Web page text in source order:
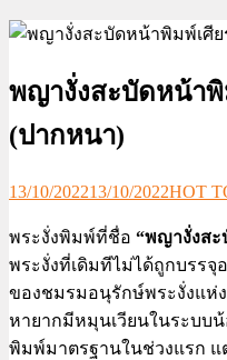
พญางั่งสะบัดหน้าพิ
(ปากหนา)
13/10/202213/10/2022HOT
พระงั่งพิมพ์ที่ชื่อ “พญางั่งสะ
พระงั่งที่เดิมทีไม่ได้ถูกบรร
ของชมรมอนุรักษ์พระงั่งแห่
หายากมีหมุนเวียนในระบบ
พิมพ์มาตรฐานในช่วงแรก แ